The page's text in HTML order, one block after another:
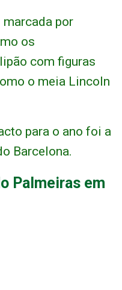
por
os
com figuras
o meia Lincoln
para o ano foi a
Barcelona.
Palmeiras em